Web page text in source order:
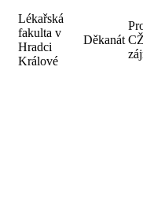
Lékařská
fakulta v
Hradci
Králové
Děkanát